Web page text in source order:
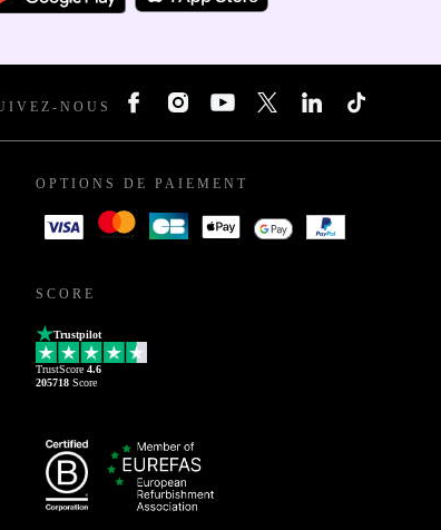
NOUS
OPTIONS DE PAIEMENT
SCORE
Trustpilot
TrustScore 4.6
205718 Score